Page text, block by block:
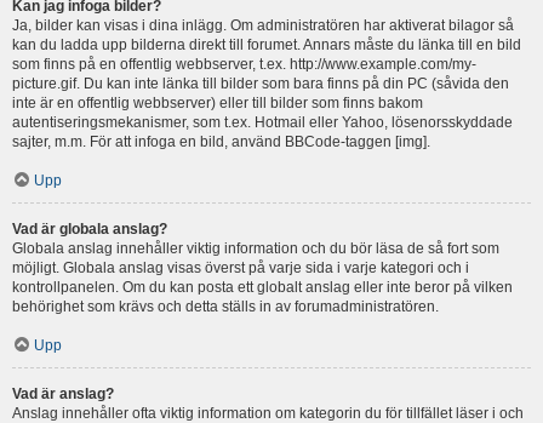
Kan jag infoga bilder?
Ja, bilder kan visas i dina inlägg. Om administratören har aktiverat bilagor så
kan du ladda upp bilderna direkt till forumet. Annars måste du länka till en bild
som finns på en offentlig webbserver, t.ex. http://www.example.com/my-
picture.gif. Du kan inte länka till bilder som bara finns på din PC (såvida den
inte är en offentlig webbserver) eller till bilder som finns bakom
autentiseringsmekanismer, som t.ex. Hotmail eller Yahoo, lösenorsskyddade
sajter, m.m. För att infoga en bild, använd BBCode-taggen [img].
Upp
Vad är globala anslag?
Globala anslag innehåller viktig information och du bör läsa de så fort som
möjligt. Globala anslag visas överst på varje sida i varje kategori och i
kontrollpanelen. Om du kan posta ett globalt anslag eller inte beror på vilken
behörighet som krävs och detta ställs in av forumadministratören.
Upp
Vad är anslag?
Anslag innehåller ofta viktig information om kategorin du för tillfället läser i och